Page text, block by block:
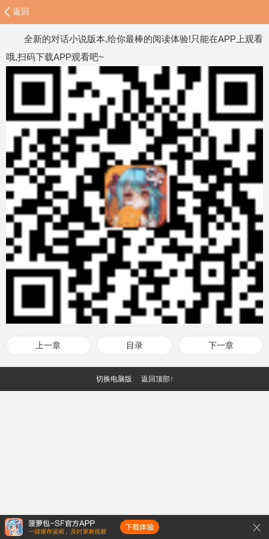
返回
全新的对话小说版本,给你最棒的阅读体验!只能在APP上观看
哦,扫码下载APP观看吧~
上一章 目录 下一章
切换电脑版 返回顶部↑